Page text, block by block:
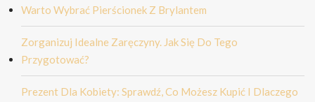
Warto Wybrać Pierścionek Z Brylantem
Zorganizuj Idealne Zaręczyny. Jak Się Do Tego
Przygotować?
Prezent Dla Kobiety: Sprawdź, Co Możesz Kupić I Dlaczego